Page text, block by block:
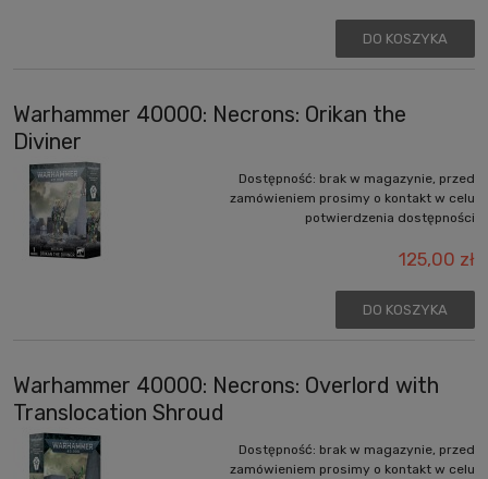
DO KOSZYKA
Warhammer 40000: Necrons: Orikan the
Diviner
Dostępność: brak w magazynie, przed
zamówieniem prosimy o kontakt w celu
potwierdzenia dostępności
125,00 zł
DO KOSZYKA
Warhammer 40000: Necrons: Overlord with
Translocation Shroud
Dostępność: brak w magazynie, przed
zamówieniem prosimy o kontakt w celu